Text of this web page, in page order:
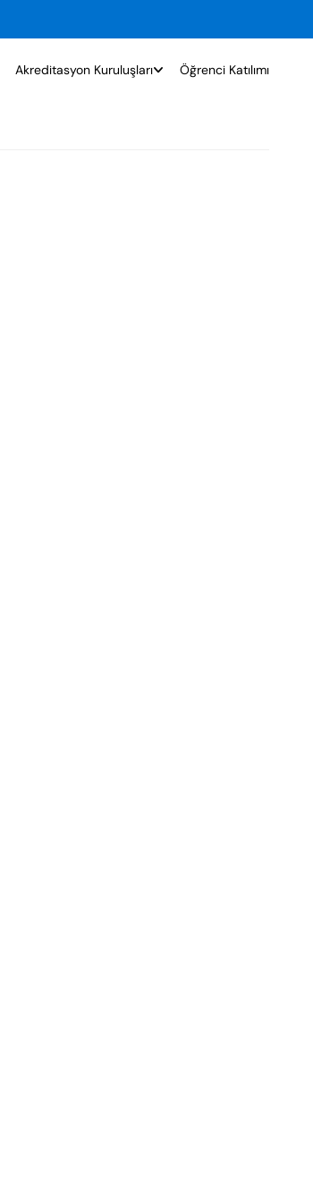
Akreditasyon Kuruluşları Öğrenci Katılımı